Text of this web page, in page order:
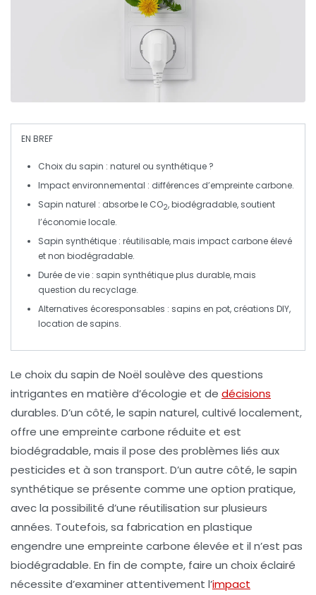
EN BREF
Choix du sapin : naturel ou synthétique ?
Impact environnemental : différences d’empreinte carbone.
Sapin naturel : absorbe le CO2, biodégradable, soutient
l’économie locale.
Sapin synthétique : réutilisable, mais impact carbone élevé
et non biodégradable.
Durée de vie : sapin synthétique plus durable, mais
question du recyclage.
Alternatives écoresponsables : sapins en pot, créations DIY,
location de sapins.
Le choix du sapin de Noël soulève des questions
intrigantes en matière d’écologie et de décisions
durables. D’un côté, le sapin naturel, cultivé localement,
offre une empreinte carbone réduite et est
biodégradable, mais il pose des problèmes liés aux
pesticides et à son transport. D’un autre côté, le sapin
synthétique se présente comme une option pratique,
avec la possibilité d’une réutilisation sur plusieurs
années. Toutefois, sa fabrication en plastique
engendre une empreinte carbone élevée et il n’est pas
biodégradable. En fin de compte, faire un choix éclairé
nécessite d’examiner attentivement l’impact